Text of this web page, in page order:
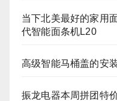
当下北美最好的家用
代智能面条机L20
高级智能马桶盖的安
振龙电器本周拼团特